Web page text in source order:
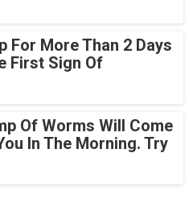
For More Than 2 Days
First Sign Of
Of Worms Will Come
In The Morning. Try